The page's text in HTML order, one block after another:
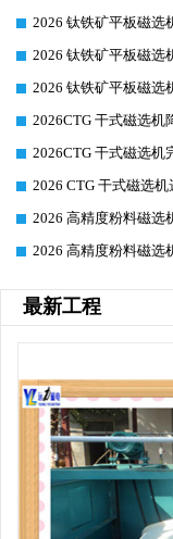
2026 钛铁矿平板磁选
2026 钛铁矿平板磁选
2026 钛铁矿平板磁选
2026CTG 干式磁选
2026CTG 干式磁选
2026 CTG 干式磁选
2026 高精度粉料磁选
2026 高精度粉料磁选
最新工程